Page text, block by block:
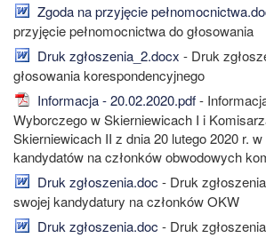
Zgoda na przyjęcie
przyjęcie pełnomocnictwa do głosowania
Druk zgłoszenia_2.docx - Druk
głosowania korespondencyjnego
Informacja - 20.02.2020.pdf-
Wyborczego w Skierniewicach I i
Skierniewicach II z dnia 20 lutego 2020 r.
kandydatów na członków obwodowych
Druk zgłoszenia.doc - Druk
swojej kandydatury na członków OKW
Druk zgłoszenia.doc - Druk